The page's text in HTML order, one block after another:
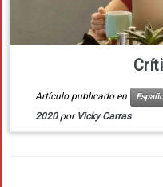
Artículo publicado en
2020 por Vicky Carras